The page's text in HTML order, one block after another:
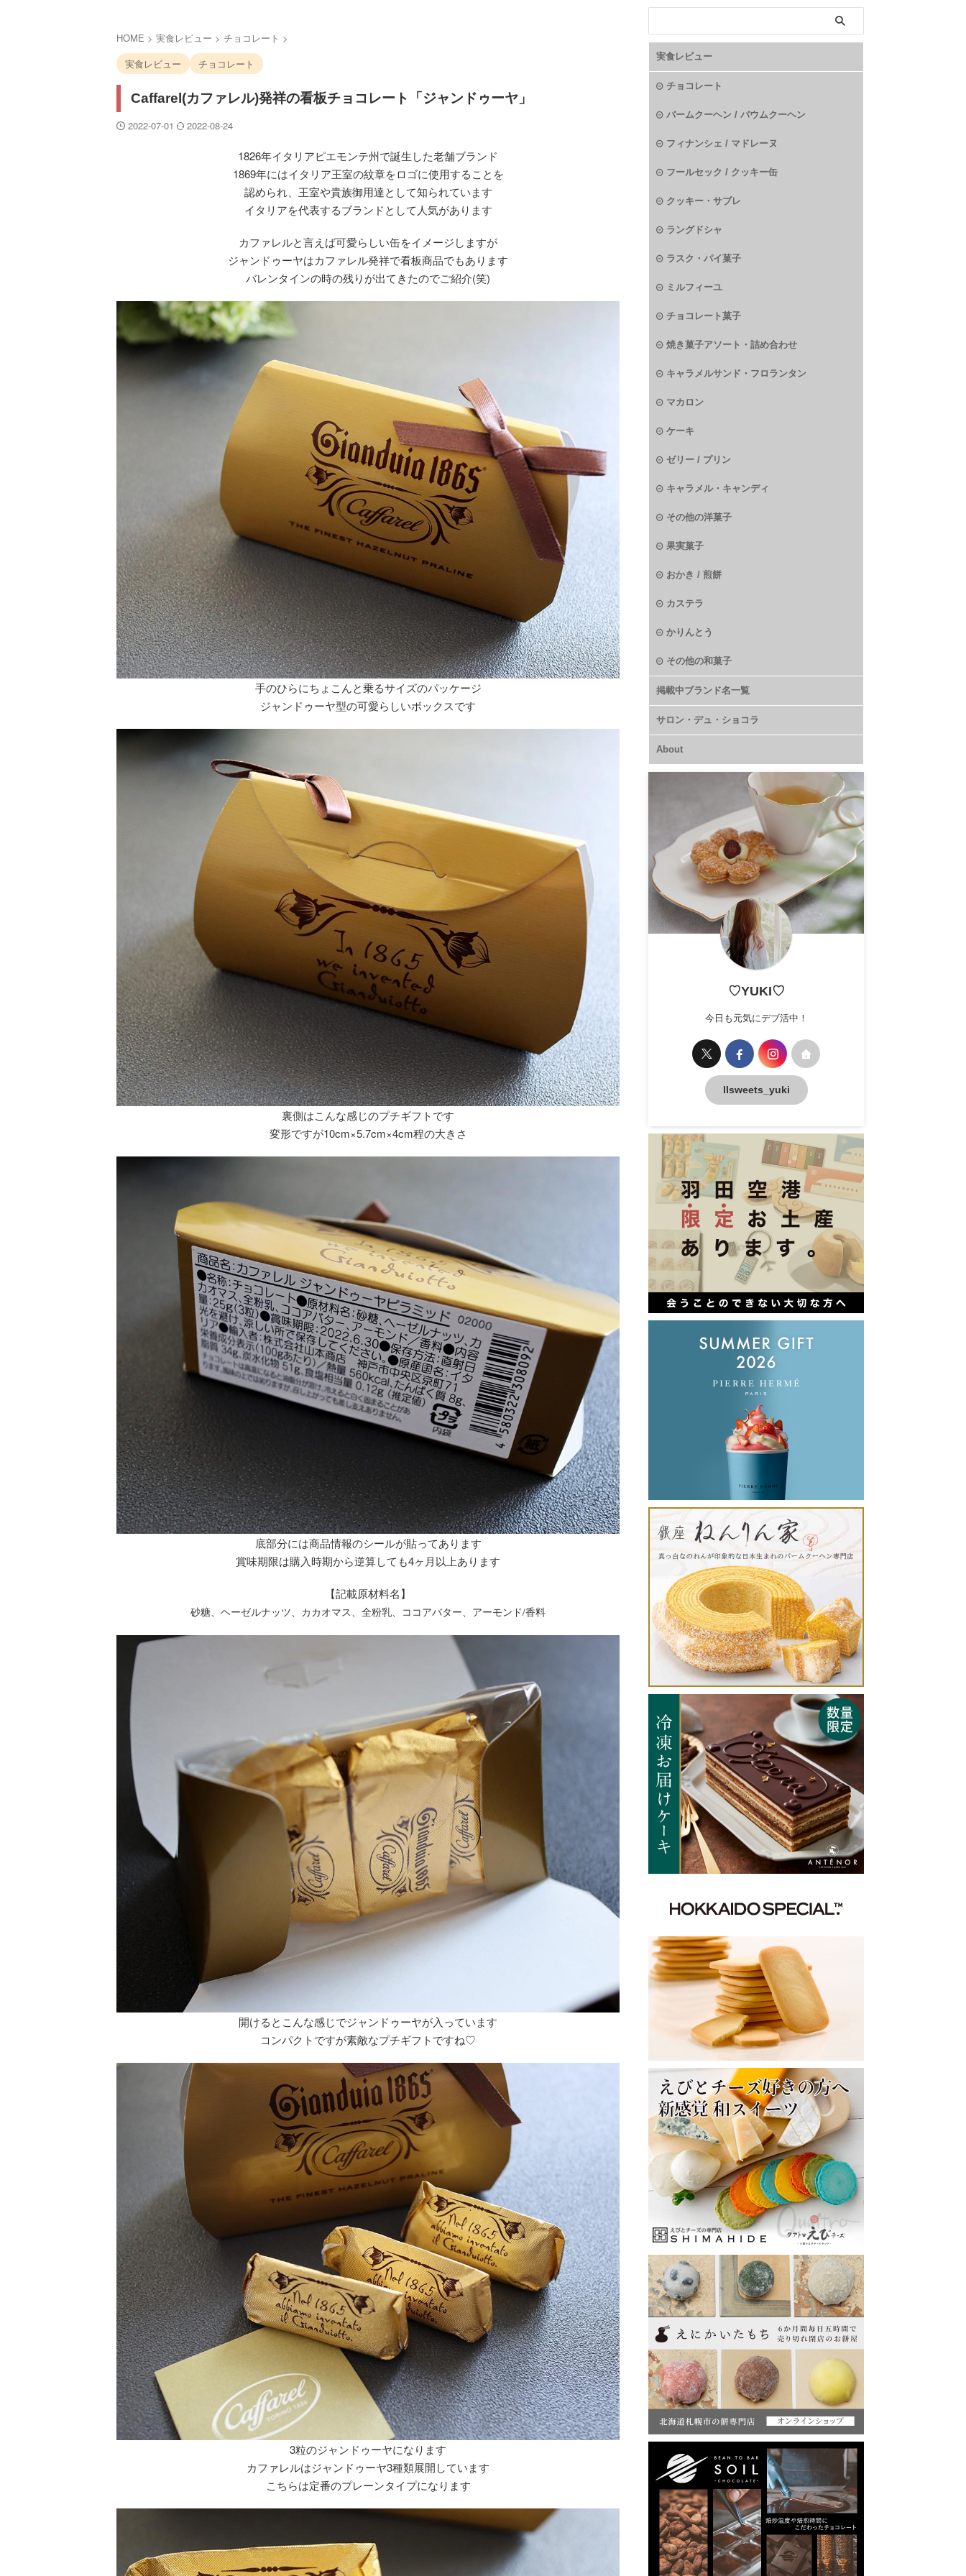
HOME > 実食レビュー > チョコレート >
実食レビュー
チョコレート
Caffarel(カファレル)発祥の看板チョコレート「ジャンドゥーヤ」
2022-07-01 2022-08-24
1826年イタリアピエモンテ州で誕生した老舗ブランド
1869年にはイタリア王室の紋章をロゴに使用することを
認められ、王室や貴族御用達として知られています
イタリアを代表するブランドとして人気があります
カファレルと言えば可愛らしい缶をイメージしますが
ジャンドゥーヤはカファレル発祥で看板商品でもあります
バレンタインの時の残りが出てきたのでご紹介(笑)
手のひらにちょこんと乗るサイズのパッケージ
ジャンドゥーヤ型の可愛らしいボックスです
裏側はこんな感じのプチギフトです
変形ですが10cm×5.7cm×4cm程の大きさ
底部分には商品情報のシールが貼ってあります
賞味期限は購入時期から逆算しても4ヶ月以上あります
【記載原材料名】
砂糖、ヘーゼルナッツ、カカオマス、全粉乳、ココアバター、アーモンド/香料
開けるとこんな感じでジャンドゥーヤが入っています
コンパクトですが素敵なプチギフトですね♡
3粒のジャンドゥーヤになります
カファレルはジャンドゥーヤ3種類展開しています
こちらは定番のプレーンタイプになります
実食レビュー
チョコレート
バームクーヘン / バウムクーヘン
フィナンシェ / マドレーヌ
フールセック / クッキー缶
クッキー・サブレ
ラングドシャ
ラスク・パイ菓子
ミルフィーユ
チョコレート菓子
焼き菓子アソート・詰め合わせ
キャラメルサンド・フロランタン
マカロン
ケーキ
ゼリー / プリン
キャラメル・キャンディ
その他の洋菓子
果実菓子
おかき / 煎餅
カステラ
かりんとう
その他の和菓子
掲載中ブランド名一覧
サロン・デュ・ショコラ
About
♡YUKI♡
今日も元気にデブ活中！
llsweets_yuki